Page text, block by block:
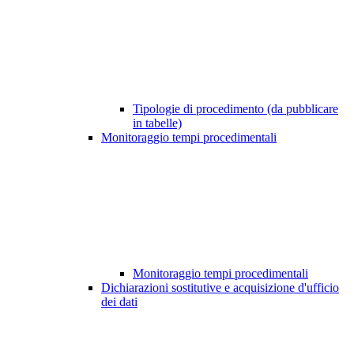
Tipologie di procedimento (da pubblicare
in tabelle)
Monitoraggio tempi procedimentali
Monitoraggio tempi procedimentali
Dichiarazioni sostitutive e acquisizione d'ufficio
dei dati